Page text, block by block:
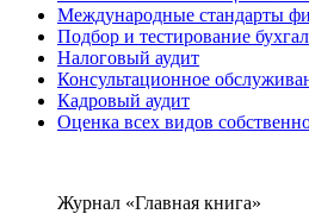
Международные стандарты
Подбор и тестирование
Налоговый аудит
Консультационное
Кадровый аудит
Оценка всех видов
Журнал «Главная книга»